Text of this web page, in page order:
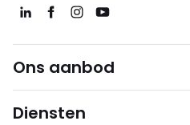
Ons aanbod
Diensten